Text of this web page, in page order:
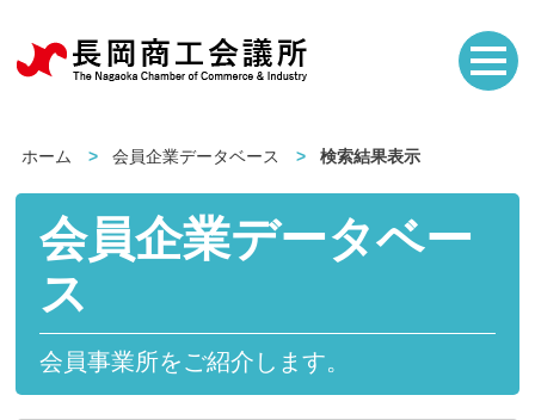
ホーム 会員企業データベース 検索結果表示
会員企業データベー
ス
会員事業所をご紹介します。